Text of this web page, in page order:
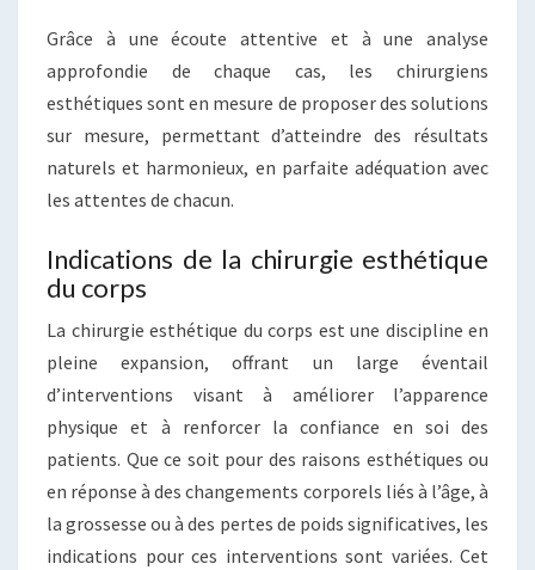
Grâce à une écoute attentive et à une analyse
approfondie de chaque cas, les chirurgiens
esthétiques sont en mesure de proposer des solutions
sur mesure, permettant d’atteindre des résultats
naturels et harmonieux, en parfaite adéquation avec
les attentes de chacun.
Indications de la chirurgie esthétique
du corps
La chirurgie esthétique du corps est une discipline en
pleine expansion, offrant un large éventail
d’interventions visant à améliorer l’apparence
physique et à renforcer la confiance en soi des
patients. Que ce soit pour des raisons esthétiques ou
en réponse à des changements corporels liés à l’âge, à
la grossesse ou à des pertes de poids significatives, les
indications pour ces interventions sont variées. Cet